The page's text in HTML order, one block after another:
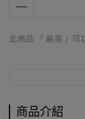
此商品 「 最高 」可
商品介紹